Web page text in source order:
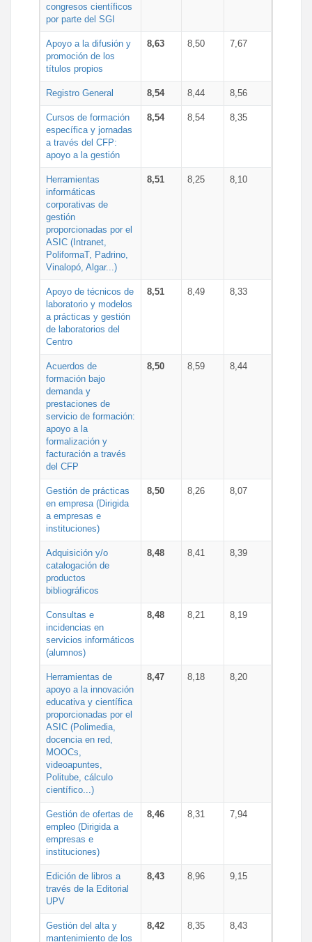
congresos científicos
por parte del SGI
Apoyo a la difusión y
promoción de los
títulos propios
8,63 8,50 7,67
Registro General 8,54 8,44 8,56
Cursos de formación
específica y jornadas
a través del CFP:
apoyo a la gestión
8,54 8,54 8,35
Herramientas
informáticas
corporativas de
gestión
proporcionadas por el
ASIC (Intranet,
PoliformaT, Padrino,
Vinalopó, Algar...)
8,51 8,25 8,10
Apoyo de técnicos de
laboratorio y modelos
a prácticas y gestión
de laboratorios del
Centro
8,51 8,49 8,33
Acuerdos de
formación bajo
demanda y
prestaciones de
servicio de formación:
apoyo a la
formalización y
facturación a través
del CFP
8,50 8,59 8,44
Gestión de prácticas
en empresa (Dirigida
a empresas e
instituciones)
8,50 8,26 8,07
Adquisición y/o
catalogación de
productos
bibliográficos
8,48 8,41 8,39
Consultas e
incidencias en
servicios informáticos
(alumnos)
8,48 8,21 8,19
Herramientas de
apoyo a la innovación
educativa y científica
proporcionadas por el
ASIC (Polimedia,
docencia en red,
MOOCs,
videoapuntes,
Politube, cálculo
científico...)
8,47 8,18 8,20
Gestión de ofertas de
empleo (Dirigida a
empresas e
instituciones)
8,46 8,31 7,94
Edición de libros a
través de la Editorial
UPV
8,43 8,96 9,15
Gestión del alta y
mantenimiento de los
8,42 8,35 8,43